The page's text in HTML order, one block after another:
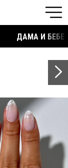
ДАМА И БЕБЕ